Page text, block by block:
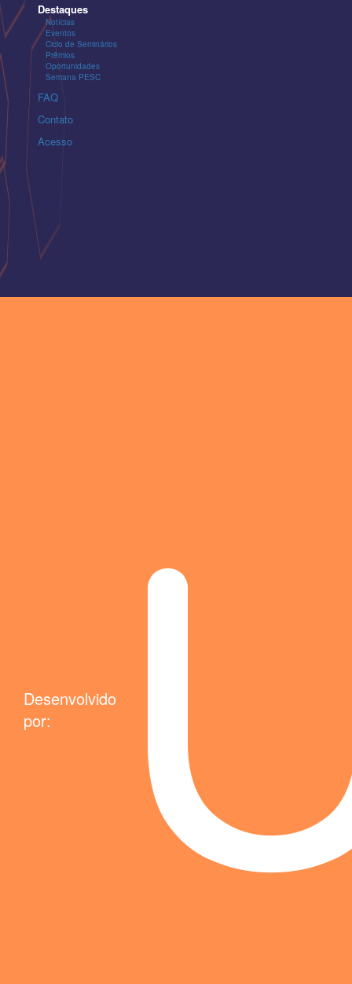
Destaques
Notícias
Eventos
Ciclo de Seminários
Prêmios
Oportunidades
Semana PESC
FAQ
Contato
Acesso
Desenvolvido
por: